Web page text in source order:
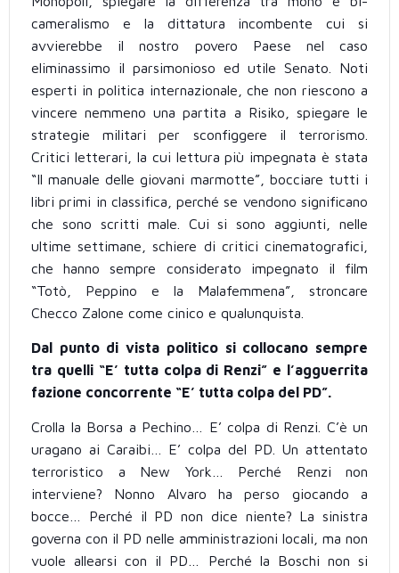
cameralismo e la dittatura incombente cui si
avvierebbe il nostro povero Paese nel caso
eliminassimo il parsimonioso ed utile Senato. Noti
esperti in politica internazionale, che non riescono a
vincere nemmeno una partita a Risiko, spiegare le
strategie militari per sconfiggere il terrorismo.
Critici letterari, la cui lettura più impegnata è stata
“Il manuale delle giovani marmotte”, bocciare tutti i
libri primi in classifica, perché se vendono significano
che sono scritti male. Cui si sono aggiunti, nelle
ultime settimane, schiere di critici cinematografici,
che hanno sempre considerato impegnato il film
“Totò, Peppino e la Malafemmena”, stroncare
Checco Zalone come cinico e qualunquista.
Dal punto di vista politico si collocano sempre
tra quelli “E’ tutta colpa di Renzi” e l’agguerrita
fazione concorrente “E’ tutta colpa del PD”.
Crolla la Borsa a Pechino… E’ colpa di Renzi. C’è un
uragano ai Caraibi… E’ colpa del PD. Un attentato
terroristico a New York… Perché Renzi non
interviene? Nonno Alvaro ha perso giocando a
bocce… Perché il PD non dice niente? La sinistra
governa con il PD nelle amministrazioni locali, ma non
vuole allearsi con il PD… Perché la Boschi non si